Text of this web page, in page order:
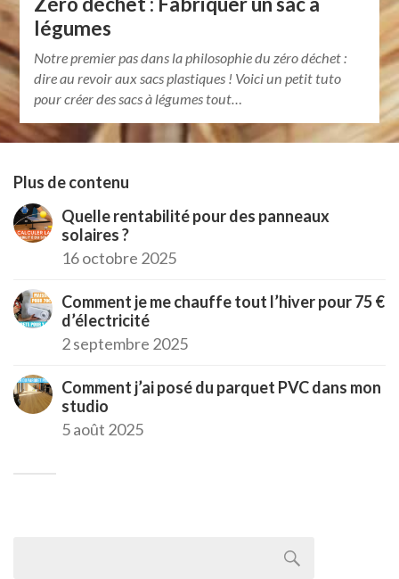
légumes
Notre premier pas dans la philosophie du zéro déchet :
dire au revoir aux sacs plastiques ! Voici un petit tuto
pour créer des sacs à légumes tout…
Plus de contenu
Quelle rentabilité pour des panneaux
solaires ?
16 octobre 2025
Comment je me chauffe tout l’hiver pour 75 €
d’électricité
2 septembre 2025
Comment j’ai posé du parquet PVC dans mon
studio
5 août 2025